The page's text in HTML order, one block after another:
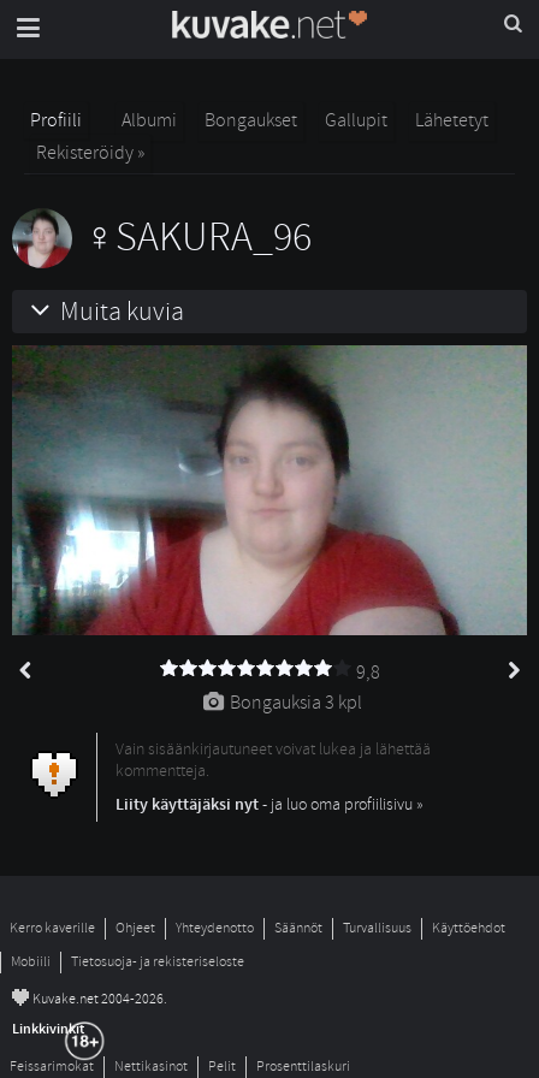
Profiili Albumi Bongaukset Gallupit
Lähetetyt
Rekisteröidy »
SAKURA_96
Muita kuvia
9,8
Bongauksia 3 kpl
Vain sisäänkirjautuneet voivat lukea ja lähettää
kommentteja.
Liity käyttäjäksi nyt- ja luo oma profiilisivu »
Kerro kaverille Ohjeet Yhteydenotto Säännöt Turvallisuus
Käyttöehdot
Mobiili
Tietosuoja- ja rekisteriseloste
© Kuvake.net 2004-2026.
Linkkivinkit
Feissarimokat Nettikasinot Pelit Prosenttilaskuri